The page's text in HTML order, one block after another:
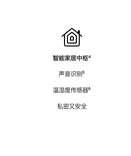
智能家居中枢脚
⁴
声音识别脚
⁵
温湿度传感器脚
⁶
私密又安全